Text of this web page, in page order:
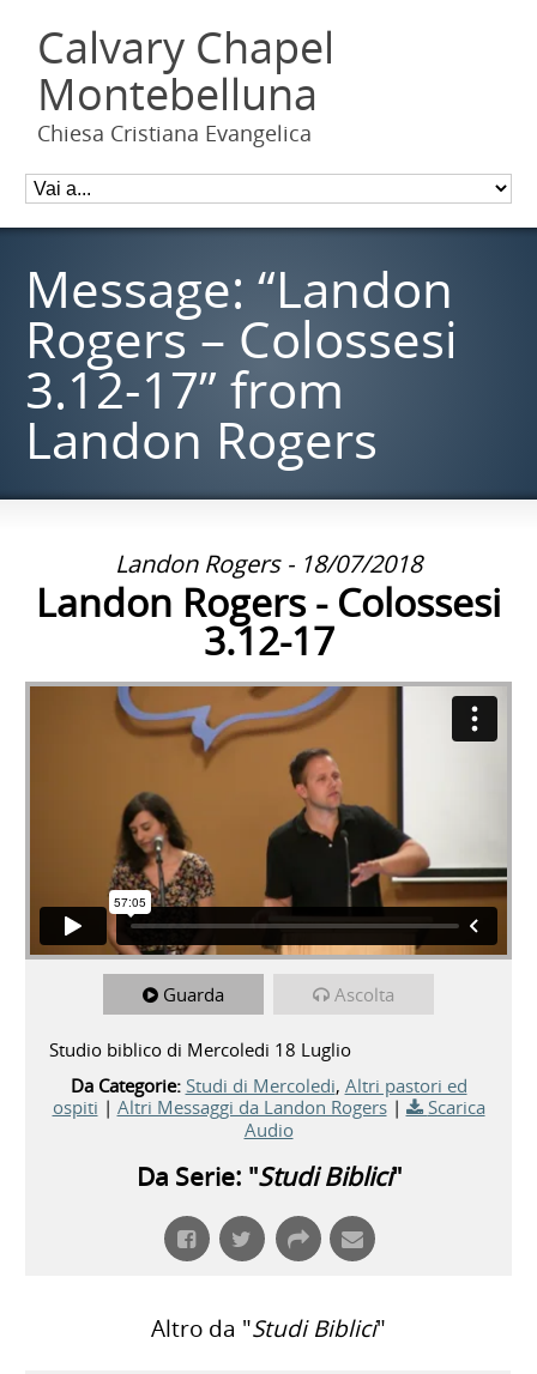
Calvary Chapel
Montebelluna
Chiesa Cristiana Evangelica
Message: “Landon
Rogers – Colossesi
3.12-17” from
Landon Rogers
Landon Rogers - 18/07/2018
Landon Rogers - Colossesi
3.12-17
Landon Rogers - Colossesi 3.12-17fromCALVARY
CHAPEL MONTEBELLUNAon Vimeo
Guarda Ascolta
Studio biblico di Mercoledi 18 Luglio
Da Categorie: Studi di Mercoledi, Altri pastori ed
ospiti | Altri Messaggi da Landon Rogers|
Scarica
Audio
Da Serie: "Studi Biblici"
Altro da "Studi Biblici"